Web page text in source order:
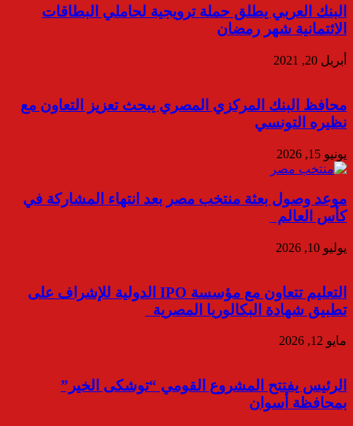
البنك العربي يطلق حملة ترويجية لحاملي البطاقات
الائتمانية شهر رمضان
أبريل 20, 2021
محافظ البنك المركزي المصري يبحث تعزيز التعاون مع
نظيره التونسي
يونيو 15, 2026
موعد وصول بعثة منتخب مصر بعد انتهاء المشاركة في
كأس العالم
يوليو 10, 2026
التعليم تتعاون مع مؤسسة IPO الدولية للإشراف على
تطبيق شهادة البكالوريا المصرية
مايو 12, 2026
الرئيس يفتتح المشروع القومي “توشكى الخير”
بمحافظة أسوان